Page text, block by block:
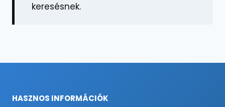
keresésnek.
HASZNOS INFORMÁCIÓK